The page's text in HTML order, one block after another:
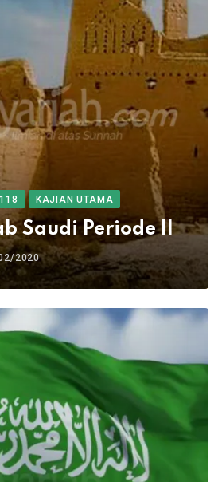
KAJIAN UTAMA
Saudi Periode II
2020